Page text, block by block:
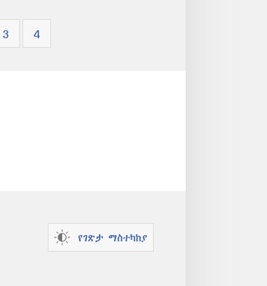
3 4
የገጽታ ማስተካከያ